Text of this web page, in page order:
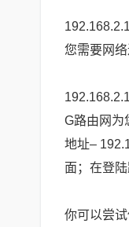
您需要网
G路由网为
地址–
面；在登
你可以尝试